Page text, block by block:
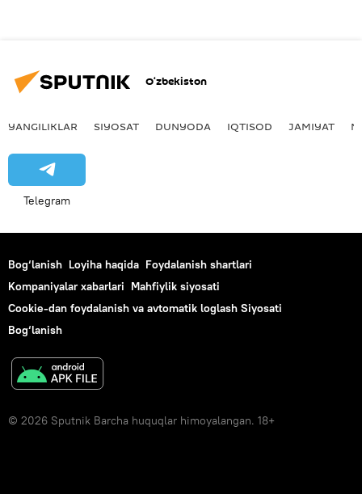
O‘zbekiston
YANGILIKLAR SIYOSAT DUNYODA IQTISOD JAMIYAT
Telegram
Bog‘lanish Loyiha haqida Foydalanish shartlari
Kompaniyalar xabarlari Mahfiylik siyosati
Cookie-dan foydalanish va avtomatik loglash Siyosati
Bog‘lanish
© 2026 Sputnik Barcha huquqlar himoyalangan. 18+